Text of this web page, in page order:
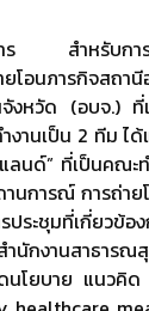
ร สำหรับการ
ยโอนภารกิจส
งหวัด (อบจ.)
านเป็น 2 ทีม ไ
นด์” ที่เป็นคณ
การณ์ การถ่า
ระชุมที่เกี่ยวข้
กงานสาธารณ
นโยบาย แนวคิ